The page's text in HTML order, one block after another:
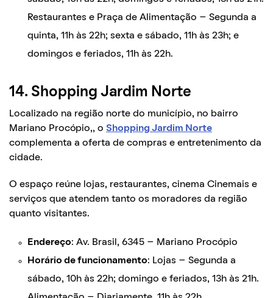
Restaurantes e Praça de Alimentação – Segunda a
quinta, 11h às 22h; sexta e sábado, 11h às 23h; e
domingos e feriados, 11h às 22h.
14. Shopping Jardim Norte
Localizado na região norte do município, no bairro
Mariano Procópio,, o Shopping Jardim Norte
complementa a oferta de compras e entretenimento da
cidade.
O espaço reúne lojas, restaurantes, cinema Cinemais e
serviços que atendem tanto os moradores da região
quanto visitantes.
Endereço: Av. Brasil, 6345 – Mariano Procópio
Horário de funcionamento: Lojas – Segunda a
sábado, 10h às 22h; domingo e feriados, 13h às 21h.